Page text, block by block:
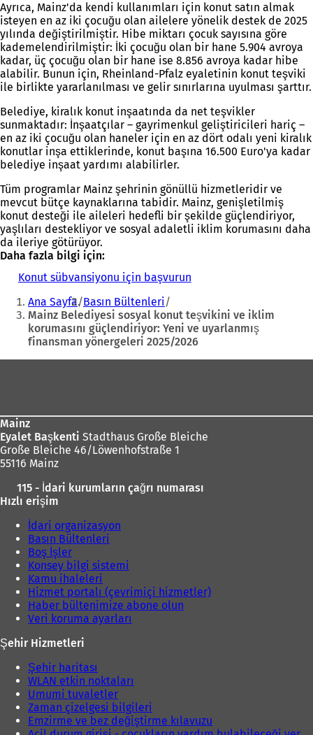
Ayrıca, Mainz'da kendi kullanımları için konut satın almak
isteyen en az iki çocuğu olan ailelere yönelik destek de 2025
yılında değiştirilmiştir. Hibe miktarı çocuk sayısına göre
kademelendirilmiştir: İki çocuğu olan bir hane 5.904 avroya
kadar, üç çocuğu olan bir hane ise 8.856 avroya kadar hibe
alabilir. Bunun için, Rheinland-Pfalz eyaletinin konut teşviki
ile birlikte yararlanılması ve gelir sınırlarına uyulması şarttır.
Belediye, kiralık konut inşaatında da net teşvikler
sunmaktadır: İnşaatçılar – gayrimenkul geliştiricileri hariç –
en az iki çocuğu olan haneler için en az dört odalı yeni kiralık
konutlar inşa ettiklerinde, konut başına 16.500 Euro'ya kadar
belediye inşaat yardımı alabilirler.
Tüm programlar Mainz şehrinin gönüllü hizmetleridir ve
mevcut bütçe kaynaklarına tabidir. Mainz, genişletilmiş
konut desteği ile aileleri hedefli bir şekilde güçlendiriyor,
yaşlıları destekliyor ve sosyal adaletli iklim korumasını daha
da ileriye götürüyor.
Daha fazla bilgi için:
Konut sübvansiyonu için başvurun
n
i
b
i
e
ç
Buradasınız:
Ana Sayfa Basın Bültenleri
Mainz Belediyesi sosyal konut teşvikini ve iklim
korumasını güçlendiriyor: Yeni ve uyarlanmış
finansman yönergeleri 2025/2026
Mainz
Eyalet Başkenti Stadthaus Große Bleiche
Große Bleiche 46/Löwenhofstraße 1
55116 Mainz
115 - İdari kurumların çağrı numarası
Hızlı erişim
İdari organizasyon
Basın Bültenleri
Boş İşler
Konsey bilgi sistemi
Kamu ihaleleri
Hizmet portalı (çevrimiçi hizmetler)
Haber bültenimize abone olun
Veri koruma ayarları
Şehir Hizmetleri
Şehir haritası
WLAN etkin noktaları
Umumi tuvaletler
Zaman çizelgesi bilgileri
Emzirme ve bez değiştirme kılavuzu